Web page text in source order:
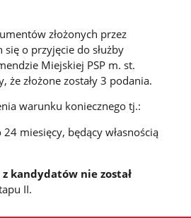
złożonych przez
o przyjęcie do służby
Miejskiej PSP m. st.
złożone zostały 3 podania.
warunku koniecznego tj.:
miesięcy, będący własnością
z kandydatów nie został
II.